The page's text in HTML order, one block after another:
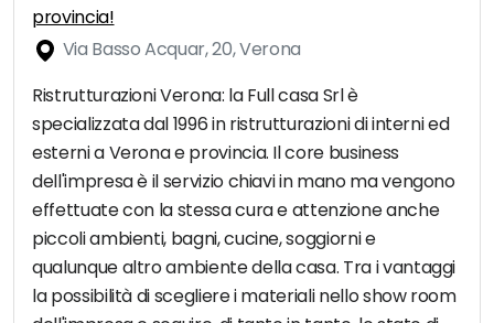
provincia!
Via Basso Acquar, 20, Verona
Ristrutturazioni Verona: la Full casa Srl è
specializzata dal 1996 in ristrutturazioni di interni ed
esterni a Verona e provincia. Il core business
dell'impresa è il servizio chiavi in mano ma vengono
effettuate con la stessa cura e attenzione anche
piccoli ambienti, bagni, cucine, soggiorni e
qualunque altro ambiente della casa. Tra i vantaggi
la possibilità di scegliere i materiali nello show room